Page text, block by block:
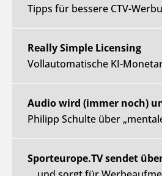
Tipps für bessere CTV-
Really Simple Licensing
Vollautomatische KI-
Audio wird (immer noch)
Philipp Schulte über
Sporteurope.TV sendet